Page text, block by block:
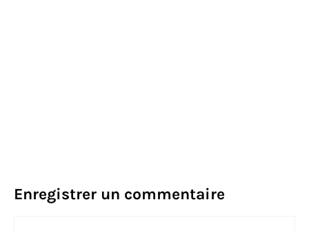
Enregistrer un commentaire